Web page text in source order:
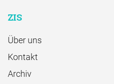
ZIS
Über uns
Kontakt
Archiv